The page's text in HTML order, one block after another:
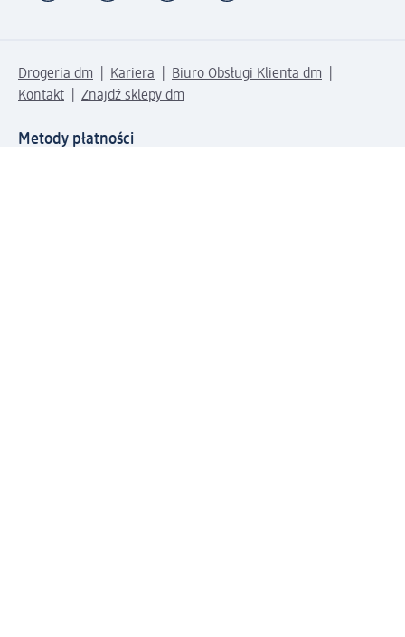
Drogeria dm Kariera
Biuro Obsługi Klienta dm
Kontakt
Znajdź sklepy dm
Metody płatności